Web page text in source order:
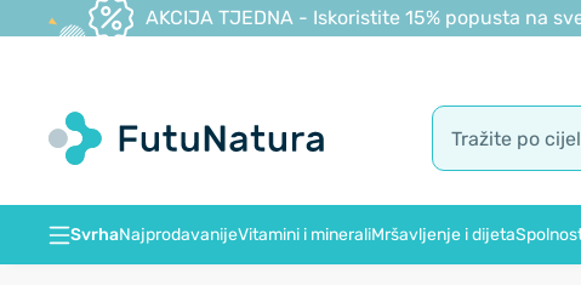
AKCIJA TJEDNA - Iskoristite 15% popusta na
SvrhaNajprodavanijeVitamini i mineraliMršavljenje i dijeta